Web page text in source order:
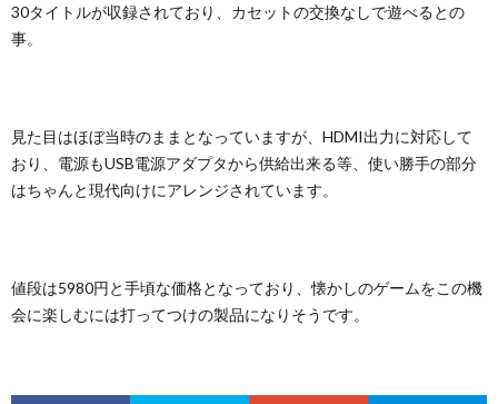
30タイトルが収録されており、カセットの交換なしで遊べるとの
事。
見た目はほぼ当時のままとなっていますが、HDMI出力に対応して
おり、電源もUSB電源アダプタから供給出来る等、使い勝手の部分
はちゃんと現代向けにアレンジされています。
値段は5980円と手頃な価格となっており、懐かしのゲームをこの機
会に楽しむには打ってつけの製品になりそうです。